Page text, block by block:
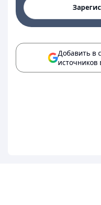
Добавить в
источников